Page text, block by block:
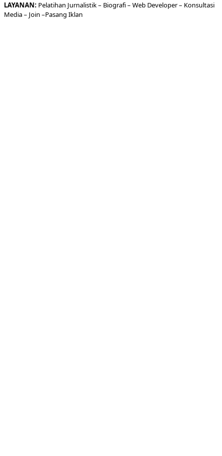
LAYANAN: Pelatihan Jurnalistik – Biografi– Web Developer– Konsultasi
Media– Join –Pasang Iklan